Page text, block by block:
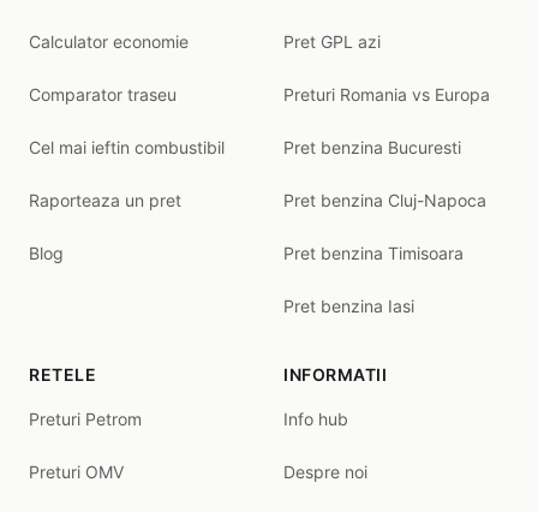
Calculator economie
Comparator traseu
Cel mai ieftin combustibil
Raporteaza un pret
Blog
Pret GPL azi
Preturi Romania vs Europa
Pret benzina Bucuresti
Pret benzina Cluj-Napoca
Pret benzina Timisoara
Pret benzina Iasi
RETELE
Preturi Petrom
Preturi OMV
INFORMATII
Info hub
Despre noi